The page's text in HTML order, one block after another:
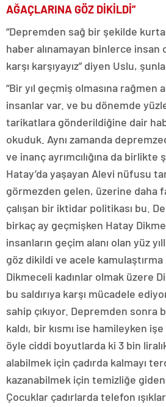
AĞAÇLARINA GÖZ DİKİLDİ”
“Depremden sağ bir şekilde
haber alınamayan binlerce insan
karşı karşıyayız” diyen Uslu,
“Bir yıl geçmiş olmasına rağmen
insanlar var. ve bu dönemde
tarikatlara gönderildiğine dair
okuduk. Aynı zamanda
ve inanç ayrımcılığına da
Hatay’da yaşayan Alevi nüfusu
görmezden gelen, üzerine daha
çalışan bir iktidar politikası bu.
birkaç ay geçmişken Hatay
insanların geçim alanı olan yüz
göz dikildi ve acele kamulaştırma
Dikmeceli kadınlar olmak üzere
bu saldırıya karşı mücadele
sahip çıkıyor. Depremden sonra
kaldı, bir kısmı ise hamileyken
öyle ciddi boyutlarda ki 3 bin
alabilmek için çadırda kalmayı
kazanabilmek için temizliğe giden
Çocuklar çadırlarda telefon